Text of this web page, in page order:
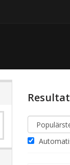
Resultat